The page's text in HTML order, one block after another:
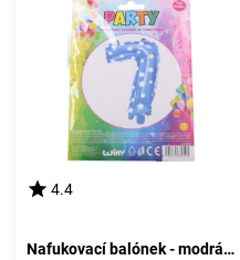
4.4
Nafukovací balónek - modrá sedmička